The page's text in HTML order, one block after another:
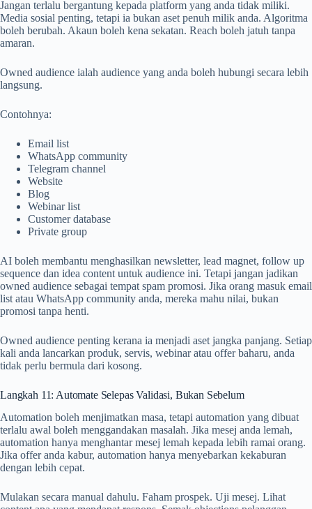
Jangan terlalu bergantung kepada platform yang anda tidak miliki.
Media sosial penting, tetapi ia bukan aset penuh milik anda. Algoritma
boleh berubah. Akaun boleh kena sekatan. Reach boleh jatuh tanpa
amaran.
Owned audience ialah audience yang anda boleh hubungi secara lebih
langsung.
Contohnya:
Email list
WhatsApp community
Telegram channel
Website
Blog
Webinar list
Customer database
Private group
AI boleh membantu menghasilkan newsletter, lead magnet, follow up
sequence dan idea content untuk audience ini. Tetapi jangan jadikan
owned audience sebagai tempat spam promosi. Jika orang masuk email
list atau WhatsApp community anda, mereka mahu nilai, bukan
promosi tanpa henti.
Owned audience penting kerana ia menjadi aset jangka panjang. Setiap
kali anda lancarkan produk, servis, webinar atau offer baharu, anda
tidak perlu bermula dari kosong.
Langkah 11: Automate Selepas Validasi, Bukan Sebelum
Automation boleh menjimatkan masa, tetapi automation yang dibuat
terlalu awal boleh menggandakan masalah. Jika mesej anda lemah,
automation hanya menghantar mesej lemah kepada lebih ramai orang.
Jika offer anda kabur, automation hanya menyebarkan kekaburan
dengan lebih cepat.
Mulakan secara manual dahulu. Faham prospek. Uji mesej. Lihat